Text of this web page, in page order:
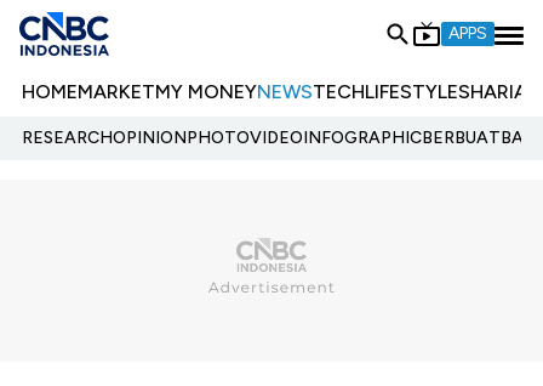
APPS
HOMEMARKETMY MONEYNEWSTECHLIFESTYLESHARIA
RESEARCHOPINIONPHOTOVIDEOINFOGRAPHIC